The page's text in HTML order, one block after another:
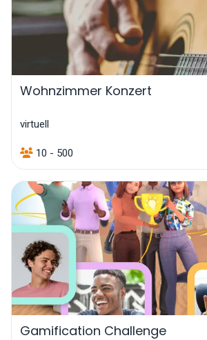
Wohnzimmer Konzert
virtuell
10 - 500
Gamification Challenge